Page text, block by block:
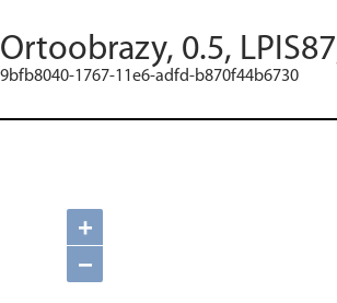
Ortoobrazy, 0.5,
9bfb8040-1767-11e6-adfd-b870f44b6730
+
−